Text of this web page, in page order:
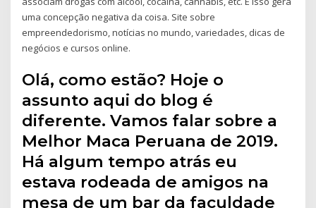
uma concepção negativa da coisa. Site sobre
empreendedorismo, notícias no mundo, variedades, dicas de
negócios e cursos online.
Olá, como estão? Hoje o
assunto aqui do blog é
diferente. Vamos falar sobre a
Melhor Maca Peruana de 2019.
Há algum tempo atrás eu
estava rodeada de amigos na
mesa de um bar da faculdade